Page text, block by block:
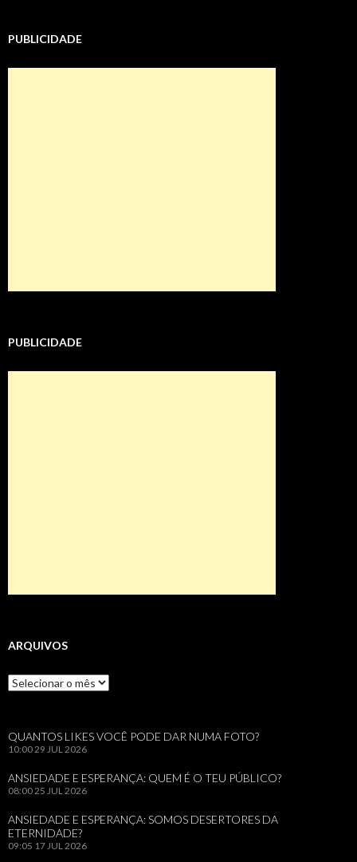
PUBLICIDADE
PUBLICIDADE
ARQUIVOS
Arquivos
QUANTOS LIKES VOCÊ PODE DAR NUMA FOTO?
10:00 29 JUL 2026
ANSIEDADE E ESPERANÇA: QUEM É O TEU PÚBLICO?
08:00 25 JUL 2026
ANSIEDADE E ESPERANÇA: SOMOS DESERTORES DA
ETERNIDADE?
09:05 17 JUL 2026